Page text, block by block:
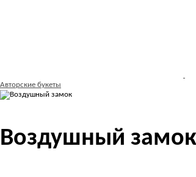
Авторские букеты
Воздушный замок